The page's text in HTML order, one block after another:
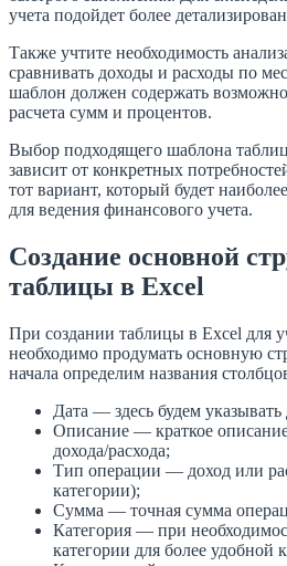
учета подойдет более
Также учтите необходимость
сравнивать доходы и расходы по
шаблон должен содержать
расчета сумм и процентов.
Выбор подходящего шаблона
зависит от конкретных
тот вариант, который будет
для ведения финансового учета.
Создание основной
таблицы в Excel
При создании таблицы в Excel для
необходимо продумать основную
начала определим названия
Дата — здесь будем
Описание — краткое
дохода/расхода;
Тип операции — доход или
категории);
Сумма — точная сумма
Категория — при
категории для более удобной